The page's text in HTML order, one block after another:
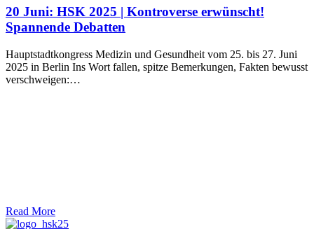
20 Juni: HSK 2025 | Kontroverse erwünscht!
Spannende Debatten
Hauptstadtkongress Medizin und Gesundheit vom 25. bis 27. Juni
2025 in Berlin Ins Wort fallen, spitze Bemerkungen, Fakten bewusst
verschweigen:…
Read More